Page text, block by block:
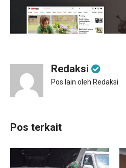
Redaksi
Pos lain oleh Redaksi
Pos terkait